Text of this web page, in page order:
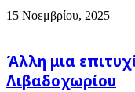
15 Νοεμβρίου, 2025
Άλλη μια
Λιβαδοχωρίου